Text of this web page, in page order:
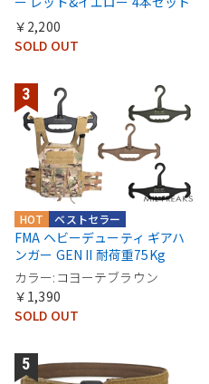
￥2,200
SOLD OUT
ベストセラー
HOT
FMA ヘビーデューティ ギアハ
ンガー GEN II 耐荷重75Kg
カラー:コヨーテブラウン
￥1,390
SOLD OUT